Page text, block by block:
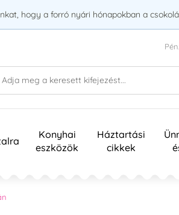
hogy a forró nyári hónapokban a
Konyhai
eszközök
Háztartási
cikkek